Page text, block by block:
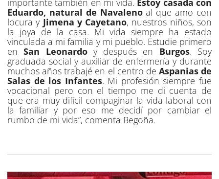
importante también en mi vida. Estoy casada con
Eduardo, natural de Navalenoal que amo con
locura y Jimena y Cayetano, nuestros niños, son
la joya de la casa. Mi vida siempre ha estado
vinculada a mi familia y mi pueblo. Estudie primero
enSan Leonardoy después en Burgos. Soy
graduada social y auxiliar de enfermería y durante
muchos años trabajé en el centro de Aspanias de
Salas de los Infantes. Mi profesión siempre fue
vocacional pero con el tiempo me di cuenta de
que era muy difícil compaginar la vida laboral con
la familiar y por eso me decidí por cambiar el
rumbo de mi vida”, comenta Begoña.